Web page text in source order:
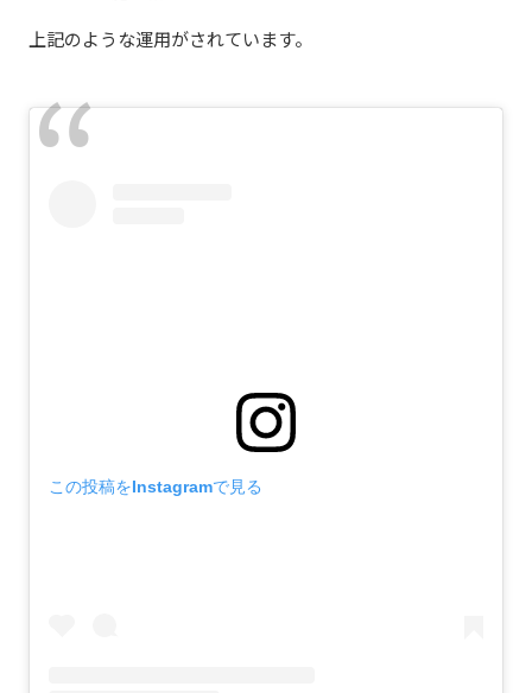
上記のような運用がされています。
この投稿をInstagramで見る